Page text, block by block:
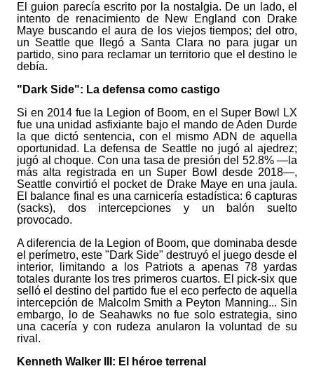
El guion parecía escrito por la nostalgia. De un lado, el
intento de renacimiento de New England con Drake
Maye buscando el aura de los viejos tiempos; del otro,
un Seattle que llegó a Santa Clara no para jugar un
partido, sino para reclamar un territorio que el destino le
debía.
"Dark Side": La defensa como castigo
Si en 2014 fue la Legion of Boom, en el Super Bowl LX
fue una unidad asfixiante bajo el mando de Aden Durde
la que dictó sentencia, con el mismo ADN de aquella
oportunidad. La defensa de Seattle no jugó al ajedrez;
jugó al choque. Con una tasa de presión del 52.8% —la
más alta registrada en un Super Bowl desde 2018—,
Seattle convirtió el pocket de Drake Maye en una jaula.
El balance final es una carnicería estadística: 6 capturas
(sacks), dos intercepciones y un balón suelto
provocado.
A diferencia de la Legion of Boom, que dominaba desde
el perímetro, este "Dark Side" destruyó el juego desde el
interior, limitando a los Patriots a apenas 78 yardas
totales durante los tres primeros cuartos. El pick-six que
selló el destino del partido fue el eco perfecto de aquella
intercepción de Malcolm Smith a Peyton Manning... Sin
embargo, lo de Seahawks no fue solo estrategia, sino
una cacería y con rudeza anularon la voluntad de su
rival.
Kenneth Walker III: El héroe terrenal